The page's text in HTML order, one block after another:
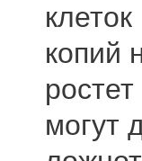
копий
могут